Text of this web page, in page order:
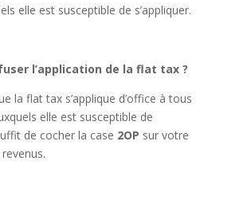
elle est susceptible de s’appliquer.
l’application de la flat tax ?
la flat tax s’applique d’office à tous
elle est susceptible de
de cocher la case 2OP sur votre